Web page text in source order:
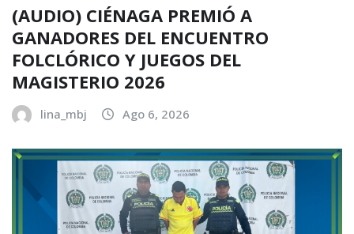
(AUDIO) CIÉNAGA PREMIÓ A
GANADORES DEL ENCUENTRO
FOLCLÓRICO Y JUEGOS DEL
MAGISTERIO 2026
lina_mbj Ago 6, 2026